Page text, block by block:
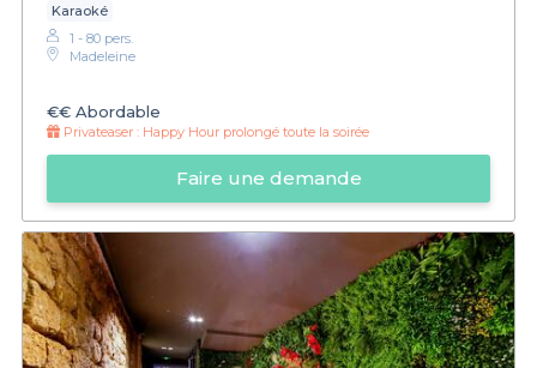
Karaoké
1 - 80 pers.
Madeleine
€€ Abordable
Privateaser : Happy Hour prolongé toute la soirée
Faire une demande